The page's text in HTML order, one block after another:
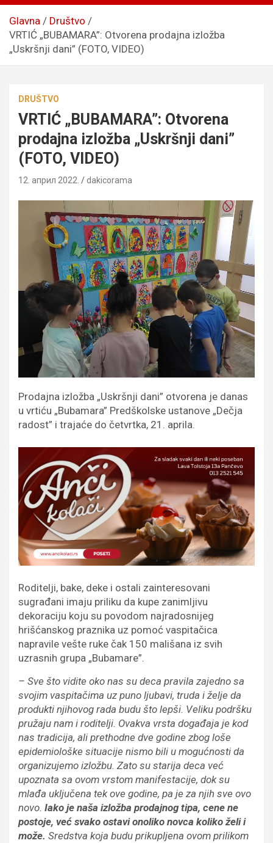
Glavna
Društvo
VRTIĆ „BUBAMARA”: Otvorena prodajna izložba
„Uskršnji dani” (FOTO, VIDEO)
DRUŠTVO
VRTIĆ „BUBAMARA”: Otvorena
prodajna izložba „Uskršnji dani”
(FOTO, VIDEO)
12. април 2022. dakicorama
Prodajna izložba „Uskršnji dani” otvorena je danas
u vrtiću „Bubamara” Predškolske ustanove „Dečja
radost” i trajaće do četvrtka, 21. aprila.
Roditelji, bake, deke i ostali zainteresovani
sugrađani imaju priliku da kupe zanimljivu
dekoraciju koju su povodom najradosnijeg
hrišćanskog praznika uz pomoć vaspitačica
napravile vešte ruke čak 150 mališana iz svih
uzrasnih grupa „Bubamare”.
– Sve što vidite oko nas su deca pravila zajedno sa
svojim vaspitačima uz puno ljubavi, truda i želje da
produkti njihovog rada budu što lepši. Veliku podršku
pružaju nam i roditelji. Ovakva vrsta događaja je kod
nas tradicija, ali prethodne dve godine zbog loše
epidemiološke situacije nismo bili u mogućnosti da
organizujemo izložbu. Zato su starija deca već
upoznata sa ovom vrstom manifestacije, dok su
mlađa uključena tek ove godine, pa je za njih sve ovo
novo. Iako je naša izložba prodajnog tipa, cene ne
postoje, već svako ostavi onoliko novca koliko želi i
može. Sredstva koja budu prikupljena ovom prilikom